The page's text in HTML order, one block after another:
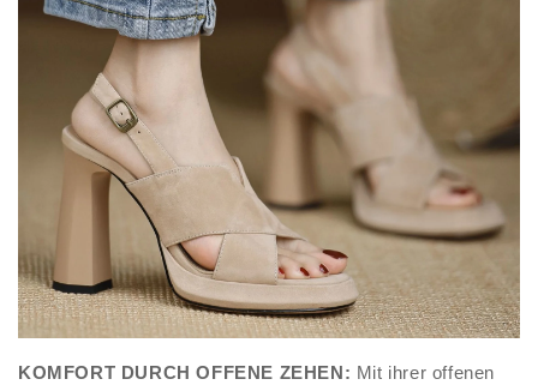
KOMFORT DURCH OFFENE ZEHEN: Mit ihrer offenen